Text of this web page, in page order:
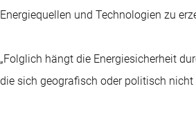
Energiequellen und Technologien zu
„Folglich hängt die Energiesicherheit
die sich geografisch oder politisch